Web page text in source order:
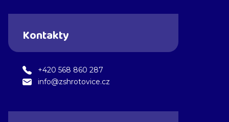
Kontakty
+420 568 860 287
info@zshrotovice.cz